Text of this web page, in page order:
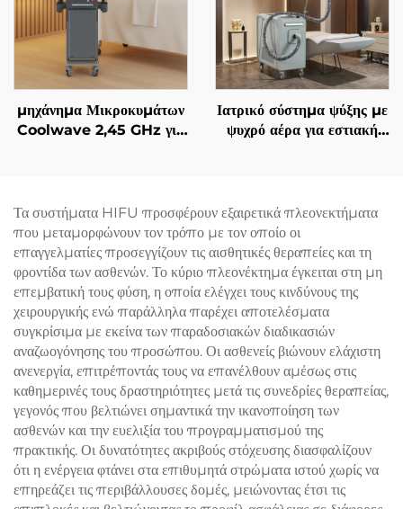
μηχάνημα Μικροκυμάτων
Coolwave 2,45 GHz για
Δέρματος και
Ραδιοσυχνότητας στο
Πρόσωπο για Απώλεια
Βάρους και Αδυνατισμό
Σώματος
Ιατρικό σύστημα ψύξης με
ψυχρό αέρα για εστιακή
προστασία του επιδερμίδα
και συνεχή, μη επαφόμενη
χρήση σε κλινικές
Τα συστήματα HIFU προσφέρουν εξαιρετικά πλεονεκτήματα
που μεταμορφώνουν τον τρόπο με τον οποίο οι
επαγγελματίες προσεγγίζουν τις αισθητικές θεραπείες και τη
φροντίδα των ασθενών. Το κύριο πλεονέκτημα έγκειται στη μη
επεμβατική τους φύση, η οποία ελέγχει τους κινδύνους της
χειρουργικής ενώ παράλληλα παρέχει αποτελέσματα
συγκρίσιμα με εκείνα των παραδοσιακών διαδικασιών
αναζωογόνησης του προσώπου. Οι ασθενείς βιώνουν ελάχιστη
ανενεργία, επιτρέποντάς τους να επανέλθουν αμέσως στις
καθημερινές τους δραστηριότητες μετά τις συνεδρίες θεραπείας,
γεγονός που βελτιώνει σημαντικά την ικανοποίηση των
ασθενών και την ευελιξία του προγραμματισμού της
πρακτικής. Οι δυνατότητες ακριβούς στόχευσης διασφαλίζουν
ότι η ενέργεια φτάνει στα επιθυμητά στρώματα ιστού χωρίς να
επηρεάζει τις περιβάλλουσες δομές, μειώνοντας έτσι τις